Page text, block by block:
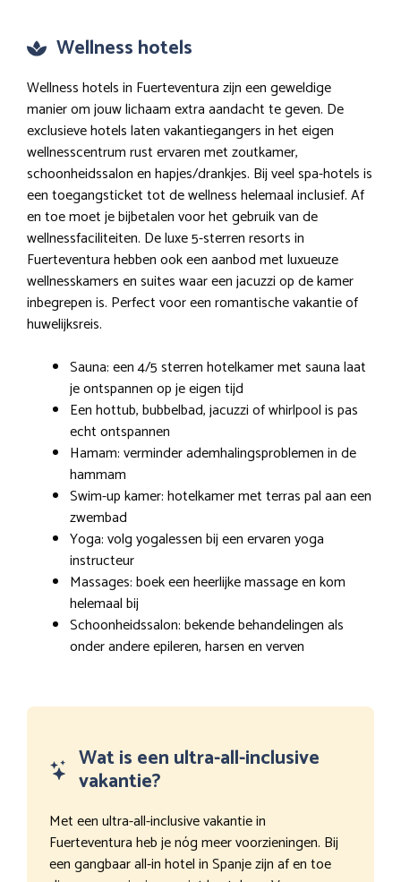
Wellness hotels
Wellness hotels in Fuerteventura zijn een geweldige
manier om jouw lichaam extra aandacht te geven. De
exclusieve hotels laten vakantiegangers in het eigen
wellnesscentrum rust ervaren met zoutkamer,
schoonheidssalon en hapjes/drankjes. Bij veel spa-hotels is
een toegangsticket tot de wellness helemaal inclusief. Af
en toe moet je bijbetalen voor het gebruik van de
wellnessfaciliteiten. De luxe 5-sterren resorts in
Fuerteventura hebben ook een aanbod met luxueuze
wellnesskamers en suites waar een jacuzzi op de kamer
inbegrepen is. Perfect voor een romantische vakantie of
huwelijksreis.
Sauna: een 4/5 sterren hotelkamer met sauna laat
je ontspannen op je eigen tijd
Een hottub, bubbelbad, jacuzzi of whirlpool is pas
echt ontspannen
Hamam: verminder ademhalingsproblemen in de
hammam
Swim-up kamer: hotelkamer met terras pal aan een
zwembad
Yoga: volg yogalessen bij een ervaren yoga
instructeur
Massages: boek een heerlijke massage en kom
helemaal bij
Schoonheidssalon: bekende behandelingen als
onder andere epileren, harsen en verven
Wat is een ultra-all-inclusive
vakantie?
Met een ultra-all-inclusive vakantie in
Fuerteventura heb je nóg meer voorzieningen. Bij
een gangbaar all-in hotel in Spanje zijn af en toe